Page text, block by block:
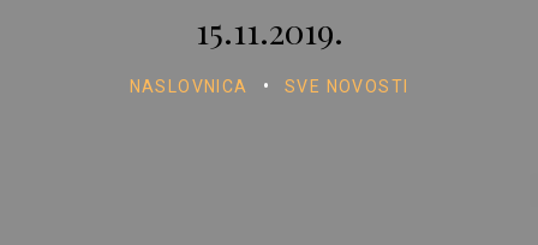
15.11.2019.
NASLOVNICA • SVE NOVOSTI